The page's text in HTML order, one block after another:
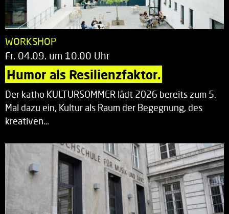
WORKSHOP
Fr. 04.09. um 10.00 Uhr
Humor als Resilienzfaktor.
Der katho KULTURSOMMER lädt 2026 bereits zum 5.
Mal dazu ein, Kultur als Raum der Begegnung, des
kreativen…